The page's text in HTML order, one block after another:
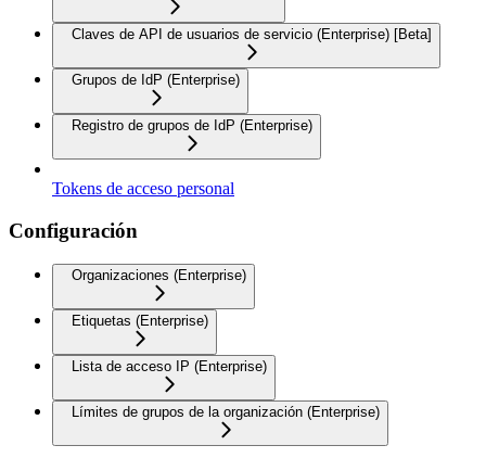
Claves de API de usuarios de servicio (Enterprise) [Beta]
Grupos de IdP (Enterprise)
Registro de grupos de IdP (Enterprise)
Tokens de acceso personal
Configuración
Organizaciones (Enterprise)
Etiquetas (Enterprise)
Lista de acceso IP (Enterprise)
Límites de grupos de la organización (Enterprise)